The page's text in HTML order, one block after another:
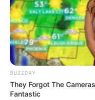
BUZZDAY
They Forgot The
Fantastic